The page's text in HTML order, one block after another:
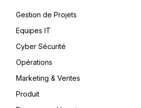
Gestion de Projets
Equipes IT
Cyber Sécurité
Opérations
Marketing & Ventes
Produit